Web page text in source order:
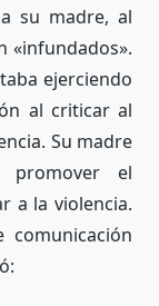
su madre, al
«infundados».
ejerciendo
al criticar al
Su madre
el
a la violencia.